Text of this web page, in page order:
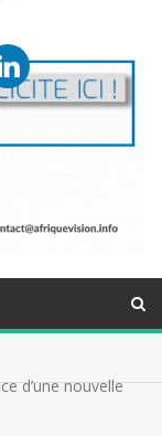
d’une nouvelle